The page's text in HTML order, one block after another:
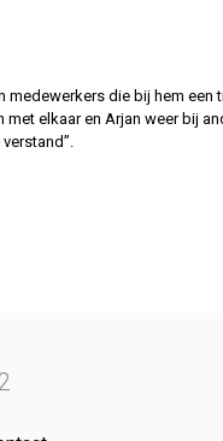
medewerkers die bij hem een
elkaar en Arjan weer bij